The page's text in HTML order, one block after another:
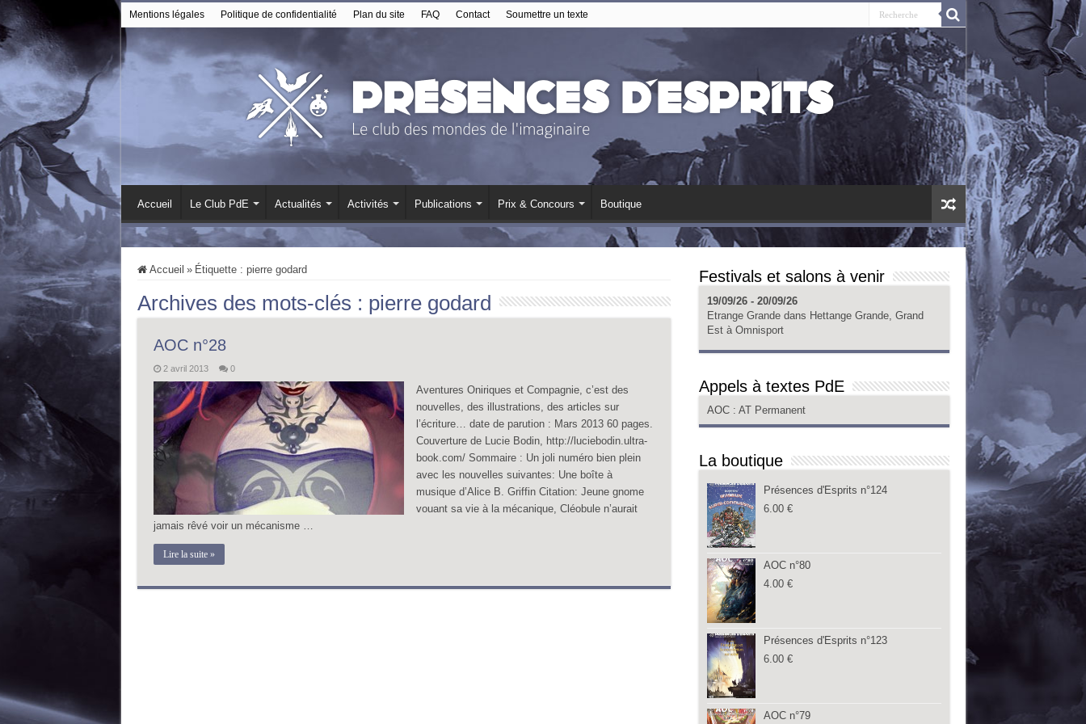
Mentions légales Politique de confidentialité Plan du site FAQ Contact Soumettre un texte
Accueil Le Club PdE Actualités Activités Publications Prix & Concours Boutique
Accueil » Étiquette : pierre godard
Archives des mots-clés : pierre godard
AOC n°28
2 avril 2013 0
Aventures Oniriques et Compagnie, c’est des
nouvelles, des illustrations, des articles sur
l’écriture… date de parution : Mars 2013 60 pages.
Couverture de Lucie Bodin, http://luciebodin.ultra-
book.com/ Sommaire : Un joli numéro bien plein
avec les nouvelles suivantes: Une boîte à
musique d’Alice B. Griffin Citation: Jeune gnome
vouant sa vie à la mécanique, Cléobule n’aurait
jamais rêvé voir un mécanisme …
Lire la suite »
Festivals et salons à venir
19/09/26 - 20/09/26
Etrange Grande dans Hettange Grande, Grand
Est à Omnisport
Appels à textes PdE
AOC : AT Permanent
La boutique
Présences d'Esprits n°124
6.00 €
AOC n°80
4.00 €
Présences d'Esprits n°123
6.00 €
AOC n°79